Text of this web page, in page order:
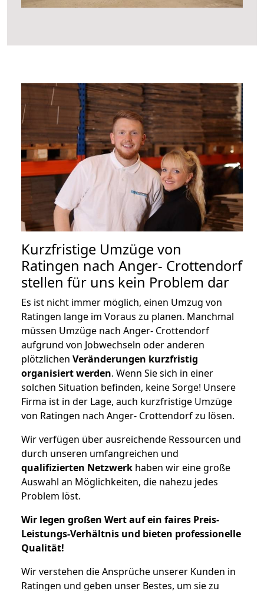
Kurzfristige Umzüge von
Ratingen nach Anger- Crottendorf
stellen für uns kein Problem dar
Es ist nicht immer möglich, einen Umzug von
Ratingen lange im Voraus zu planen. Manchmal
müssen Umzüge nach Anger- Crottendorf
aufgrund von Jobwechseln oder anderen
plötzlichen Veränderungen kurzfristig
organisiert werden. Wenn Sie sich in einer
solchen Situation befinden, keine Sorge! Unsere
Firma ist in der Lage, auch kurzfristige Umzüge
von Ratingen nach Anger- Crottendorf zu lösen.
Wir verfügen über ausreichende Ressourcen und
durch unseren umfangreichen und
qualifizierten Netzwerk haben wir eine große
Auswahl an Möglichkeiten, die nahezu jedes
Problem löst.
Wir legen großen Wert auf ein faires Preis-
Leistungs-Verhältnis und bieten professionelle
Qualität!
Wir verstehen die Ansprüche unserer Kunden in
Ratingen und geben unser Bestes, um sie zu